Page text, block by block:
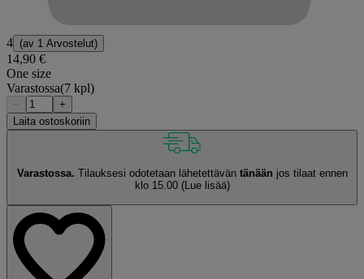
4 (av 1 Arvostelut)
14,90 €
One size
Varastossa(7 kpl)
−
+
Laita ostoskoriin
Varastossa. Tilauksesi odotetaan lähetettävän tänään jos tilaat ennen
klo 15.00 (Lue lisää)